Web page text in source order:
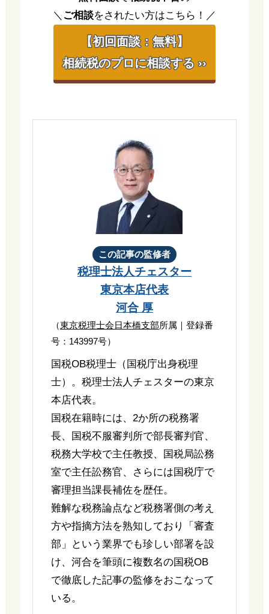
＼ ご相談をされたい方はこちら！／
【初回面談：無料】
相続税のプロに相談する ››
この記事の監修者
税理士法人チェスター
東京本店代表
河合 厚
（東京税理士会日本橋支部所属｜登録番
号：143997号）
国税OB税理士（国税庁出身税理
士）。税理士法人チェスターの東京
本店代表。
国税在籍時には、2か所の税務署
長、国税不服審判所で部長審判官、
税務大学校で主任教授、国税局訟務
室で主任訟務官、さらには国税庁で
審理担当課長補佐を歴任。
難解な税務論点など税務署側の考え
方や指摘方法を熟知しており「審査
部」という業界でも珍しい部署を設
け、河合を筆頭に複数名の国税OB
で徹底した記事の監修をおこなって
いる。